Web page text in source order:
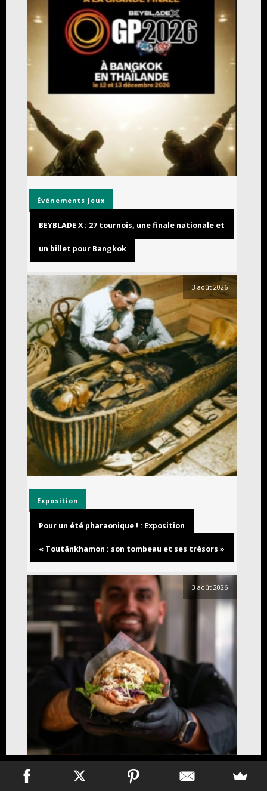
Événements Jeux
BEYBLADE X : 27 tournois, une finale nationale et
un billet pour Bangkok
3 août 2026
Exposition
Pour un été pharaonique ! : Exposition
« Toutânkhamon : son tombeau et ses trésors »
3 août 2026